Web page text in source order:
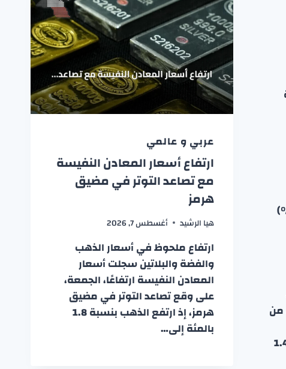
وأعلى بـ5.91 مليار دينار (+10.5%)
منذ بداية السنة، وزادت بـ640 مليون دينار (+1.64%) مقارنة بمايو 2025. من
ارتفعت بـ130 مليون دينار (+2.1%) عن نهاية ديسمبر 2025، وبـ1.4
عربي و عالمي
ارتفاع أسعار المعادن النفيسة
مع تصاعد التوتر في مضيق
هرمز
هيا الرشيد أغسطس 7, 2026
ارتفاع ملحوظ في أسعار الذهب
والفضة والبلاتين سجلت أسعار
المعادن النفيسة ارتفاعًا، الجمعة،
على وقع تصاعد التوتر في مضيق
هرمز، إذ ارتفع الذهب بنسبة 1.8
بالمئة إلى…